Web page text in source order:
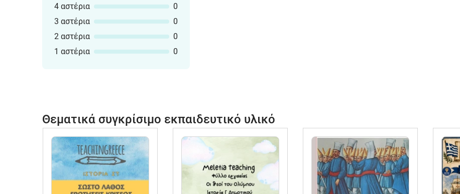
4 αστέρια
0
3 αστέρια
0
2 αστέρια
0
1 αστέρια
0
Θεματικά συγκρίσιμο εκπαιδευτικό υλικό